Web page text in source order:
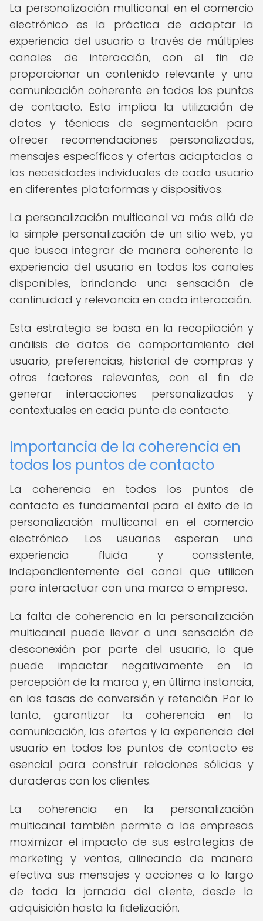
La personalización multicanal en el comercio
electrónico es la práctica de adaptar la
experiencia del usuario a través de múltiples
canales de interacción, con el fin de
proporcionar un contenido relevante y una
comunicación coherente en todos los puntos
de contacto. Esto implica la utilización de
datos y técnicas de segmentación para
ofrecer recomendaciones personalizadas,
mensajes específicos y ofertas adaptadas a
las necesidades individuales de cada usuario
en diferentes plataformas y dispositivos.
La personalización multicanal va más allá de
la simple personalización de un sitio web, ya
que busca integrar de manera coherente la
experiencia del usuario en todos los canales
disponibles, brindando una sensación de
continuidad y relevancia en cada interacción.
Esta estrategia se basa en la recopilación y
análisis de datos de comportamiento del
usuario, preferencias, historial de compras y
otros factores relevantes, con el fin de
generar interacciones personalizadas y
contextuales en cada punto de contacto.
Importancia de la coherencia en
todos los puntos de contacto
La coherencia en todos los puntos de
contacto es fundamental para el éxito de la
personalización multicanal en el comercio
electrónico. Los usuarios esperan una
experiencia fluida y consistente,
independientemente del canal que utilicen
para interactuar con una marca o empresa.
La falta de coherencia en la personalización
multicanal puede llevar a una sensación de
desconexión por parte del usuario, lo que
puede impactar negativamente en la
percepción de la marca y, en última instancia,
en las tasas de conversión y retención. Por lo
tanto, garantizar la coherencia en la
comunicación, las ofertas y la experiencia del
usuario en todos los puntos de contacto es
esencial para construir relaciones sólidas y
duraderas con los clientes.
La coherencia en la personalización
multicanal también permite a las empresas
maximizar el impacto de sus estrategias de
marketing y ventas, alineando de manera
efectiva sus mensajes y acciones a lo largo
de toda la jornada del cliente, desde la
adquisición hasta la fidelización.